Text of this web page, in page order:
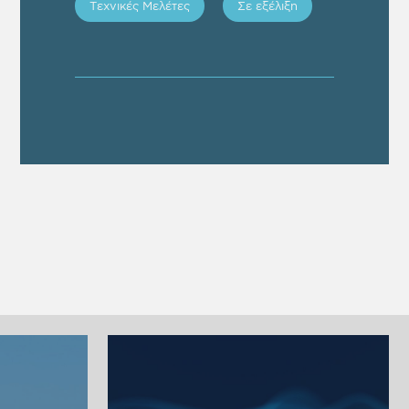
Τεχνικές Μελέτες Σε εξέλιξη